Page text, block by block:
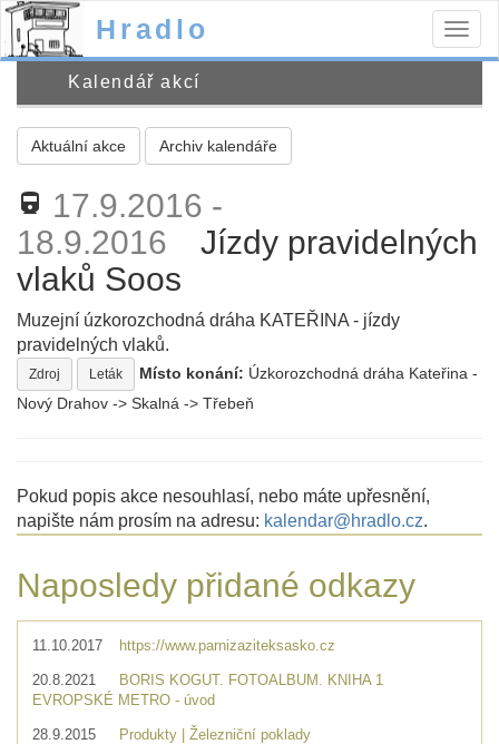
Hradlo
Kalendář akcí
Aktuální akce Archiv kalendáře
directions_railway 17.9.2016 -
18.9.2016
Jízdy pravidelných
vlaků Soos
Muzejní úzkorozchodná dráha KATEŘINA - jízdy
pravidelných vlaků.
Zdroj Leták Místo konání: Úzkorozchodná dráha Kateřina -
Nový Drahov -> Skalná -> Třebeň
Pokud popis akce nesouhlasí, nebo máte upřesnění,
napište nám prosím na adresu: kalendar@hradlo.cz.
Naposledy přidané odkazy
11.10.2017 https://www.parnizaziteksasko.cz
20.8.2021
BORIS KOGUT. FOTOALBUM. KNIHA 1
EVROPSKÉ METRO - úvod
28.9.2015 Produkty | Železniční poklady